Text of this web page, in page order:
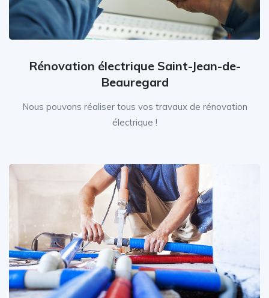
Rénovation électrique Saint-Jean-de-
Beauregard
Nous pouvons réaliser tous vos travaux de rénovation
électrique !